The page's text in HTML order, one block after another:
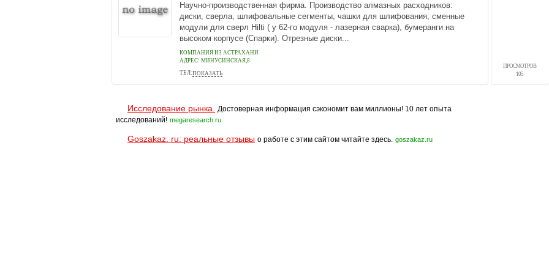
Научно-производственная фирма. Производство алмазных расходников:
диски, сверла, шлифовальные сегменты, чашки для шлифования, сменные
модули для сверл Hilti ( у 62-го модуля - лазерная сварка), бумеранги на
высоком корпусе (Спарки). Отрезные диски...
КОМПАНИЯ ИЗ АСТРАХАНИ
АДРЕС: МИНУСИНСКАЯ,8
ТЕЛ:ПОКАЗАТЬ
89086194406
ПРОСМОТРОВ
105
Исследование рынка.
Достоверная информация сэкономит вам миллионы! 10 лет опыта
исследований! megaresearch.ru
Goszakaz. ru: реальные отзывы о работе с этим сайтом читайте здесь. goszakaz.ru